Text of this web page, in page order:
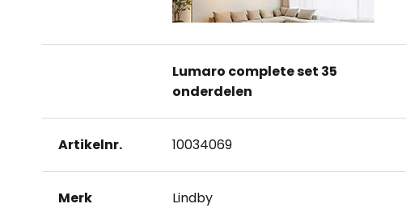
Lumaro complete set 35
onderdelen
Artikelnr. 10034069
Merk Lindby